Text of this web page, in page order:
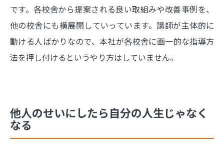
です。各校舎から提案される良い取組みや改善事例を、
他の校舎にも横展開していっています。講師が主体的に
動ける人ばかりなので、本社が各校舎に画一的な指導方
法を押し付けるというやり方はしていません。
他人のせいにしたら自分の人生じゃなく
なる